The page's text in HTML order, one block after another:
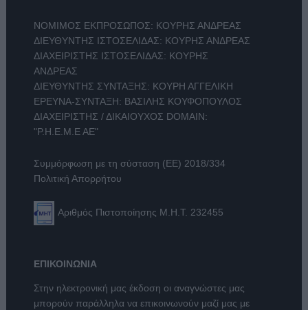
ΝΟΜΙΜΟΣ ΕΚΠΡΟΣΩΠΟΣ: ΚΟΥΡΗΣ ΑΝΔΡΕΑΣ
ΔΙΕΥΘΥΝΤΗΣ ΙΣΤΟΣΕΛΙΔΑΣ: ΚΟΥΡΗΣ ΑΝΔΡΕΑΣ
ΔΙΑΧΕΙΡΙΣΤΗΣ ΙΣΤΟΣΕΛΙΔΑΣ: ΚΟΥΡΗΣ
ΑΝΔΡΕΑΣ
ΔΙΕΥΘΥΝΤΗΣ ΣΥΝΤΑΞΗΣ: ΚΟΥΡΗ ΑΓΓΕΛΙΚΗ
ΕΡΕΥΝΑ-ΣΥΝΤΑΞΗ: ΒΑΣΙΛΗΣ ΚΟΥΦΟΠΟΥΛΟΣ
ΔΙΑΧΕΙΡΙΣΤΗΣ / ΔΙΚΑΙΟΥΧΟΣ DOMAIN:
"Ρ.Η.Ε.Μ.Ε ΑΕ"
Συμμόρφωση με τη σύσταση (ΕΕ) 2018/334
Πολιτική Απορρήτου
Αριθμός Πιστοποίησης Μ.Η.Τ. 232455
ΕΠΙΚΟΙΝΩΝΙΑ
Στην ηλεκτρονική μας έκδοση οι αναγνώστες μας
μπορούν παράλληλα να επικοινωνούν μαζί μας με